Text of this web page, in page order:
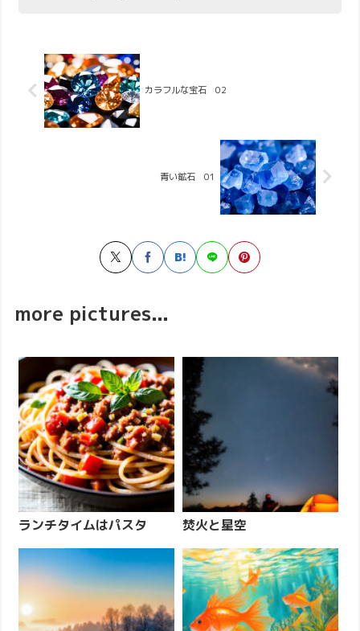
カラフルな宝石 02
青い鉱石 01
more pictures...
ランチタイムはパスタ 焚火と星空